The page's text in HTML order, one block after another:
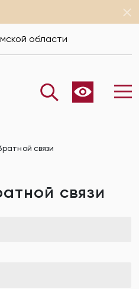
области
связи
связи